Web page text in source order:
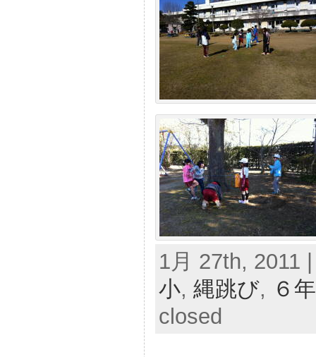
1月 27th, 2011
小, 縄跳び, ６年
closed